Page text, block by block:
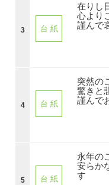
3 台 紙
在りし
心より
謹んで
4 台 紙
突然の
驚きと
謹んで
5 台 紙
永年の
安らか
す